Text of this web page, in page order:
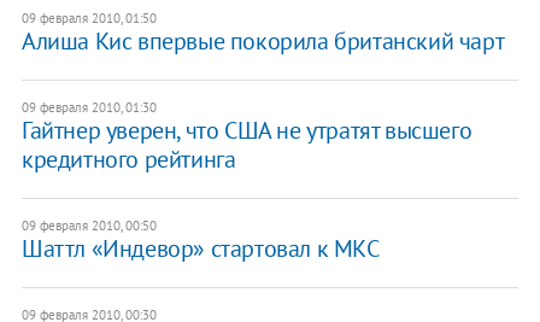
09 февраля 2010, 01:50
Алиша Кис впервые покорила британский чарт
09 февраля 2010, 01:30
Гайтнер уверен, что США не утратят высшего
кредитного рейтинга
09 февраля 2010, 00:50
Шаттл «Индевор» стартовал к МКС
09 февраля 2010, 00:30